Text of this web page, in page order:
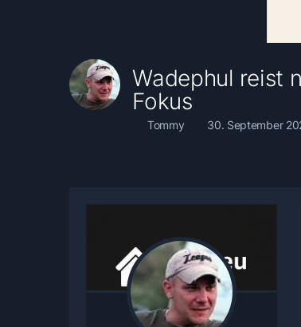
Wadephul reist
Fokus
Tommy 30. September